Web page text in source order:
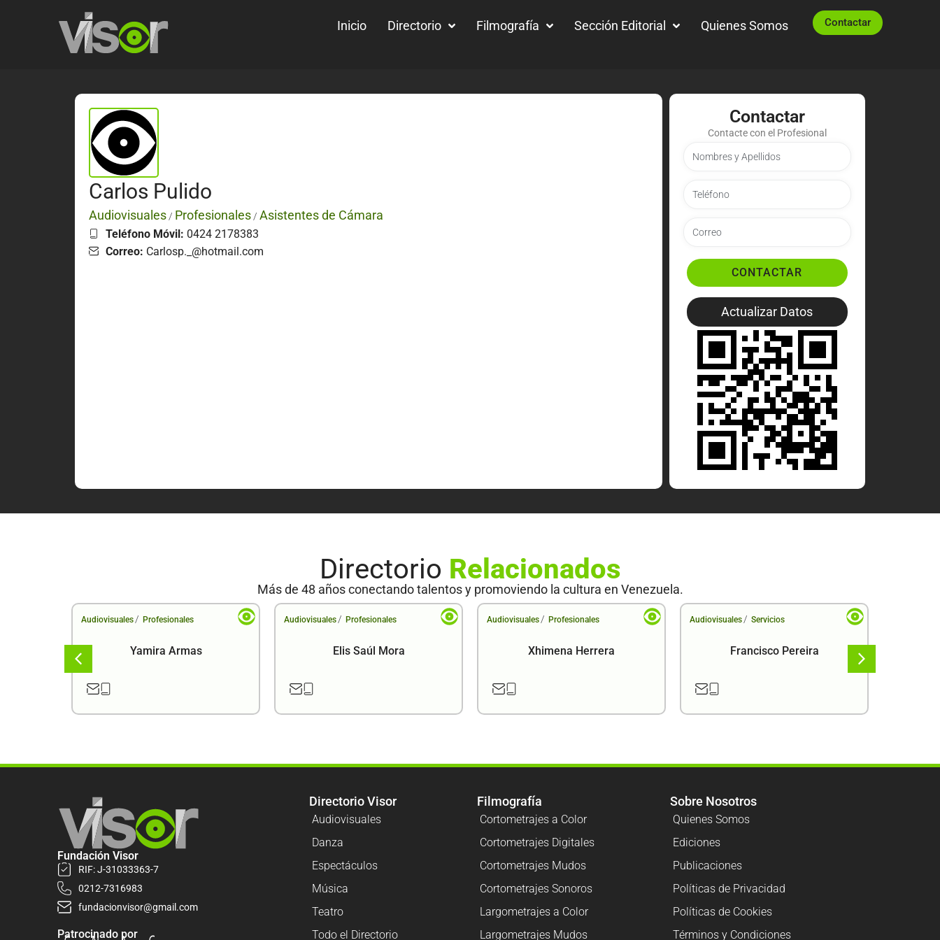
Inicio Directorio Filmografía Sección Editorial Quienes Somos Contactar
Carlos Pulido
Audiovisuales / Profesionales / Asistentes de Cámara
Teléfono Móvil: 0424 2178383
Correo: Carlosp._@hotmail.com
Contactar
Contacte con el Profesional
CONTACTAR
Actualizar Datos
Directorio Relacionados
Más de 48 años conectando talentos y promoviendo la cultura en Venezuela.
Audiovisuales / Profesionales
Yamira Armas
Audiovisuales / Profesionales
Elis Saúl Mora
Audiovisuales / Profesionales
Xhimena Herrera
Audiovisuales / Servicios
Francisco Pereira
Fundación Visor
RIF: J-31033363-7
0212-7316983
fundacionvisor@gmail.com
Patrocinado por
Directorio Visor
Audiovisuales
Danza
Espectáculos
Música
Teatro
Todo el Directorio
Filmografía
Cortometrajes a Color
Cortometrajes Digitales
Cortometrajes Mudos
Cortometrajes Sonoros
Largometrajes a Color
Largometrajes Mudos
Sobre Nosotros
Quienes Somos
Ediciones
Publicaciones
Políticas de Privacidad
Políticas de Cookies
Términos y Condiciones